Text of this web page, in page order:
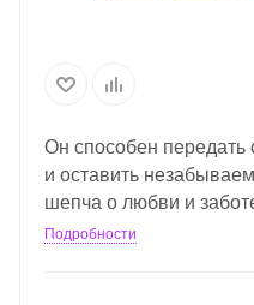
Он способен передать
и оставить
шепча о любви и
каждом бутоне.
Подробности